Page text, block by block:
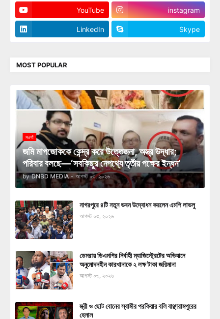
YouTube instagram
LinkedIn Skype
MOST POPULAR
নওগাঁ
জমি মাপজোককে কেন্দ্র করে উত্তেজনা, অস্ত্র উদ্ধার;
পরিবার বলছে—‘সবকিছুর নেপথ্যে তৃতীয় পক্ষের ইন্ধন’
by DNBD MEDIA - আগস্ট ০৩, ২০২৬
নাগরপুরে ৪টি নতুন ভবন উদ্বোধন করলেন এমপি লাভলু
আগস্ট ০৩, ২০২৬
ডেমরায় ডিএমপির নির্বাহী ম্যাজিস্ট্রেটের অভিযানে
অনুমোদনহীন কারখানাকে ২ লক্ষ টাকা জরিমানা
আগস্ট ০৩, ২০২৬
স্ত্রী ও ছোট বোনের স্বামীর পরকিয়ার বলি বাঞ্ছারামপুরের
হেলাল